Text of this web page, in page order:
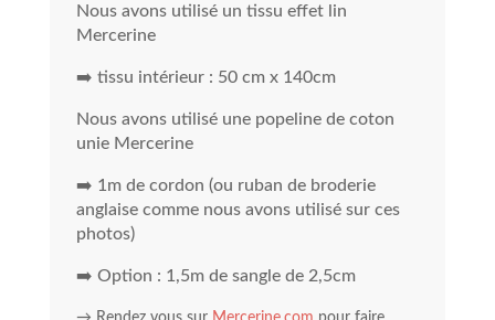
Nous avons utilisé un tissu effet lin
Mercerine
➡️ tissu intérieur : 50 cm x 140cm
Nous avons utilisé une popeline de coton
unie Mercerine
➡️ 1m de cordon (ou ruban de broderie
anglaise comme nous avons utilisé sur ces
photos)
➡️ Option : 1,5m de sangle de 2,5cm